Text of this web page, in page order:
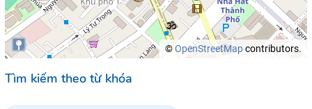
©OpenStreetMapcontributors.
Tìm kiếm theo từ khóa